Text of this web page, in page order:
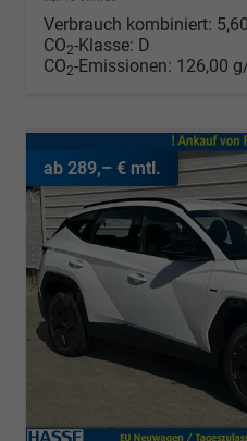
Verbrauch kombiniert:
CO2-Klasse: D
CO2-Emissionen: 126,00
ab 289,– € mtl.